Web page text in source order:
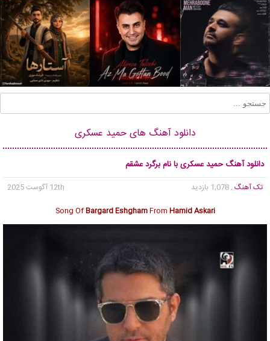
دانلود آهنگ های حمید عسکری
دانلود آهنگ حمید عسکری با نام برگرد عشقم
تک آهنگ , 1,078 بازدید
12th آگوست 2025
Song OfBargard EshghamFrom Hamid Askari